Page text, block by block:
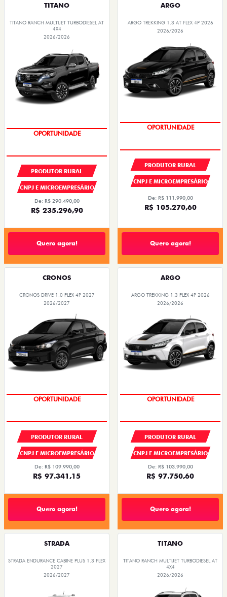
TITANO
TITANO RANCH MULTIJET TURBODIESEL AT
4X4
2026/2026
PRODUTOR RURAL
CNPJ E MICROEMPRESÁRIO
De: R$ 290.490,00
R$ 235.296,90
Quero agora!
ARGO
ARGO TREKKING 1.3 AT FLEX 4P 2026
2026/2026
PRODUTOR RURAL
CNPJ E MICROEMPRESÁRIO
De: R$ 111.990,00
R$ 105.270,60
Quero agora!
CRONOS
CRONOS DRIVE 1.0 FLEX 4P 2027
2026/2027
OPORTUNIDADE
PRODUTOR RURAL
CNPJ E MICROEMPRESÁRIO
De: R$ 109.990,00
R$ 97.341,15
Quero agora!
ARGO
ARGO TREKKING 1.3 FLEX 4P 2026
2026/2026
PRODUTOR RURAL
CNPJ E MICROEMPRESÁRIO
De: R$ 103.990,00
R$ 97.750,60
Quero agora!
STRADA
STRADA ENDURANCE CABINE PLUS 1.3 FLEX
2027
2026/2027
TITANO
TITANO RANCH MULTIJET TURBODIESEL AT
4X4
2026/2026